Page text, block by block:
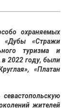
охраняемых
«Дубы «Стражи
туризма и
в 2022 году, были
«Платан
жителей